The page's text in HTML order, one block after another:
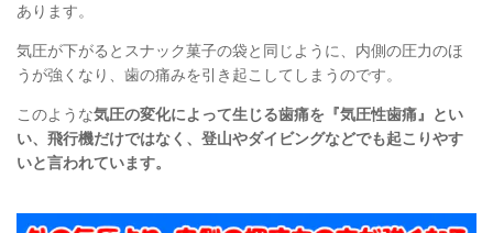
あります。
気圧が下がるとスナック菓子の袋と同じように、内側の圧力のほ
うが強くなり、歯の痛みを引き起こしてしまうのです。
このような気圧の変化によって生じる歯痛を『気圧性歯痛』とい
い、飛行機だけではなく、登山やダイビングなどでも起こりやす
いと言われています。